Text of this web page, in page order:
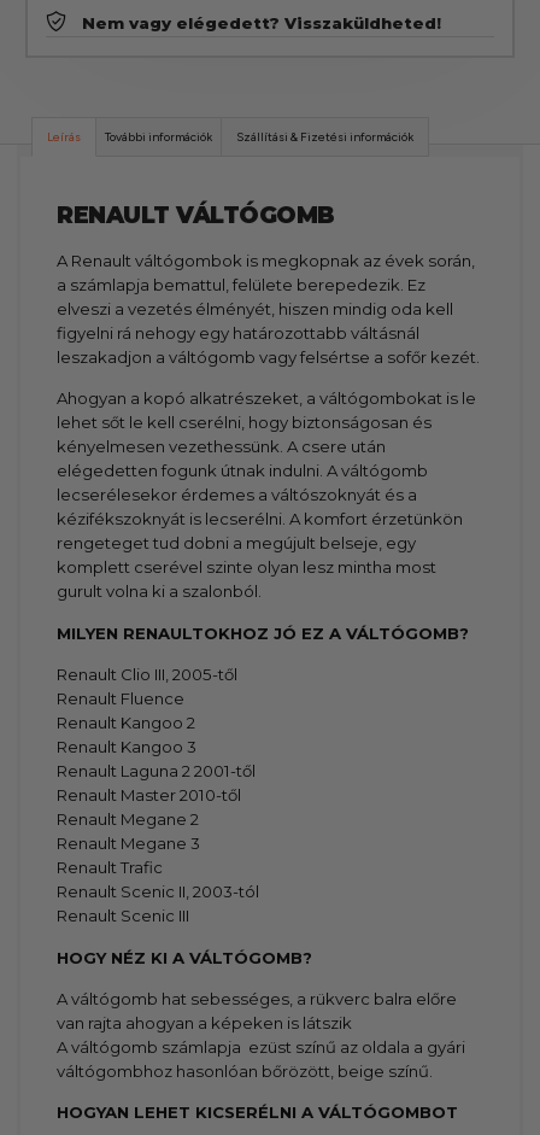
Nem vagy elégedett? Visszaküldheted!
Leírás További információk Szállítási & Fizetési információk
RENAULT VÁLTÓGOMB
A Renault váltógombok is megkopnak az évek során,
a számlapja bemattul, felülete berepedezik. Ez
elveszi a vezetés élményét, hiszen mindig oda kell
figyelni rá nehogy egy határozottabb váltásnál
leszakadjon a váltógomb vagy felsértse a sofőr kezét.
Ahogyan a kopó alkatrészeket, a váltógombokat is le
lehet sőt le kell cserélni, hogy biztonságosan és
kényelmesen vezethessünk. A csere után
elégedetten fogunk útnak indulni. A váltógomb
lecserélesekor érdemes a váltószoknyát és a
kézifékszoknyát is lecserélni. A komfort érzetünkön
rengeteget tud dobni a megújult belseje, egy
komplett cserével szinte olyan lesz mintha most
gurult volna ki a szalonból.
MILYEN RENAULTOKHOZ JÓ EZ A VÁLTÓGOMB?
Renault Clio III, 2005-től
Renault Fluence
Renault Kangoo 2
Renault Kangoo 3
Renault Laguna 2 2001-től
Renault Master 2010-től
Renault Megane 2
Renault Megane 3
Renault Trafic
Renault Scenic II, 2003-tól
Renault Scenic III
HOGY NÉZ KI A VÁLTÓGOMB?
A váltógomb hat sebességes, a rükverc balra előre
van rajta ahogyan a képeken is látszik
A váltógomb számlapja ezüst színű az oldala a gyári
váltógombhoz hasonlóan bőrözött, beige színű.
HOGYAN LEHET KICSERÉLNI A VÁLTÓGOMBOT